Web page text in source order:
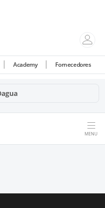
Academy Fornecedores
MENU